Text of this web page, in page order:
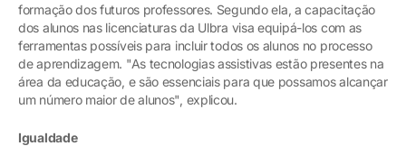
formação dos futuros professores. Segundo ela, a capacitação
dos alunos nas licenciaturas da Ulbra visa equipá-los com as
ferramentas possíveis para incluir todos os alunos no processo
de aprendizagem. "As tecnologias assistivas estão presentes na
área da educação, e são essenciais para que possamos alcançar
um número maior de alunos", explicou.
Igualdade